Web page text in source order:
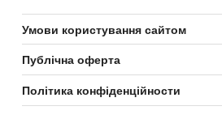
Умови користування сайтом
Публічна оферта
Політика конфіденційности